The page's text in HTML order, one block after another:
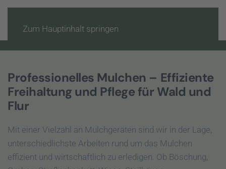
Zum Hauptinhalt springen
Professionelles Mulchen – Effiziente
Freihaltung und Pflege für Wald und
Flur
Mit einer Vielzahl an Mulchgeräten sind wir in der Lage,
unterschiedlichste Arbeiten rund um das Mulchen
effizient und wirtschaftlich zu erledigen. Ob Böschung,